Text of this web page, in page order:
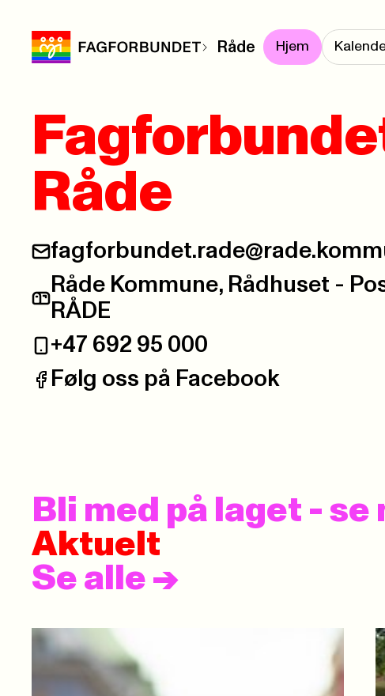
Råde Hjem
Råde
E-post:
Postadresse:
Råde Kommune, Rådhuset -
RÅDE
Telefon:
+47 692 95 000
Facebook:
Følg oss på Facebook
Bli med på laget -
Aktuelt
Se alle ->